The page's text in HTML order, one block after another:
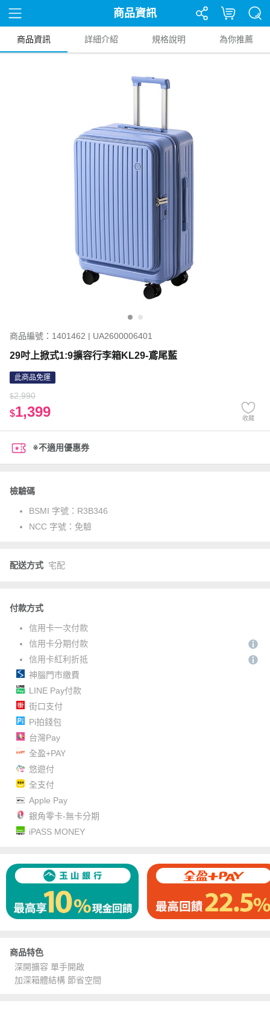
商品資訊
商品資訊 詳細介紹 規格說明 為你推薦
商品編號：1401462 | UA2600006401
29吋上掀式1:9擴容行李箱KL29-鳶尾藍
此商品免運
$2,990
$1,399 收藏
※不適用優惠券
檢驗碼
BSMI 字號： R3B346
NCC 字號： 免驗
配送方式 宅配
付款方式
信用卡一次付款
信用卡分期付款
信用卡紅利折抵
神腦門市繳費
LINE Pay付款
街口支付
Pi拍錢包
台灣Pay
全盈+PAY
悠遊付
全支付
Apple Pay
銀角零卡-無卡分期
iPASS MONEY
商品特色
深開擴容 單手開啟
加深箱體結構 節省空間